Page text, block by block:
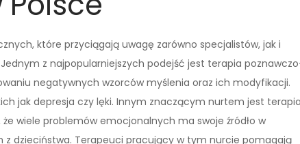
które przyciągają uwagę zarówno specjalistów, jak i
z najpopularniejszych podejść jest terapia
negatywnych wzorców myślenia oraz ich modyfikacji.
jak depresja czy lęki. Innym znaczącym nurtem jest terapia
wiele problemów emocjonalnych ma swoje źródło w
dzieciństwa. Terapeuci pracujący w tym nurcie pomagają